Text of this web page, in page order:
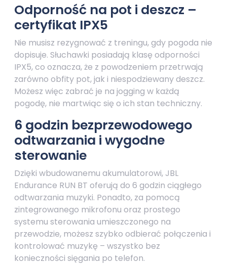
Odporność na pot i deszcz –
certyfikat IPX5
Nie musisz rezygnować z treningu, gdy pogoda nie
dopisuje. Słuchawki posiadają klasę odporności
IPX5, co oznacza, że z powodzeniem przetrwają
zarówno obfity pot, jak i niespodziewany deszcz.
Możesz więc zabrać je na jogging w każdą
pogodę, nie martwiąc się o ich stan techniczny.
6 godzin bezprzewodowego
odtwarzania i wygodne
sterowanie
Dzięki wbudowanemu akumulatorowi, JBL
Endurance RUN BT oferują do 6 godzin ciągłego
odtwarzania muzyki. Ponadto, za pomocą
zintegrowanego mikrofonu oraz prostego
systemu sterowania umieszczonego na
przewodzie, możesz szybko odbierać połączenia i
kontrolować muzykę – wszystko bez
konieczności sięgania po telefon.